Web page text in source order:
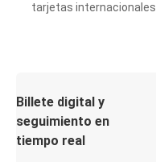
tarjetas internacionales
Billete digital y
seguimiento en
tiempo real